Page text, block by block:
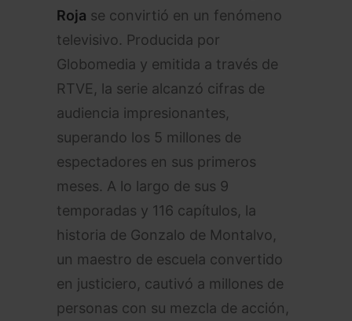
Roja se convirtió en un fenómeno
televisivo. Producida por
Globomedia y emitida a través de
RTVE, la serie alcanzó cifras de
audiencia impresionantes,
superando los 5 millones de
espectadores en sus primeros
meses. A lo largo de sus 9
temporadas y 116 capítulos, la
historia de Gonzalo de Montalvo,
un maestro de escuela convertido
en justiciero, cautivó a millones de
personas con su mezcla de acción,